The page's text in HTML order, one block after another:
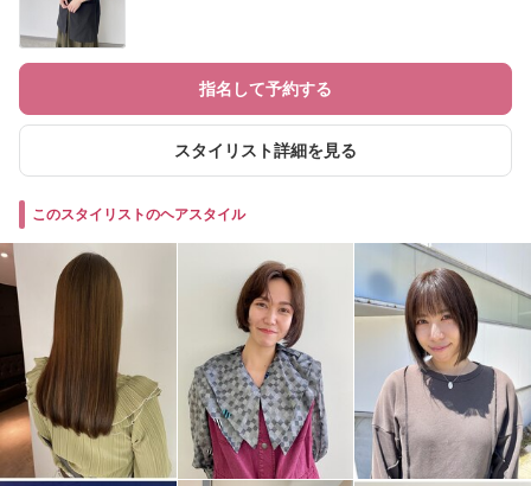
指名して予約する
スタイリスト詳細を見る
このスタイリストのヘアスタイル